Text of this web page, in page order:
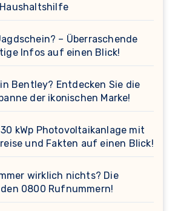
– Überraschende
Infos auf einen Blick!
Bentley? Entdecken Sie die
der ikonischen Marke!
kWp Photovoltaikanlage mit
und Fakten auf einen Blick!
wirklich nichts? Die
0800 Rufnummern!